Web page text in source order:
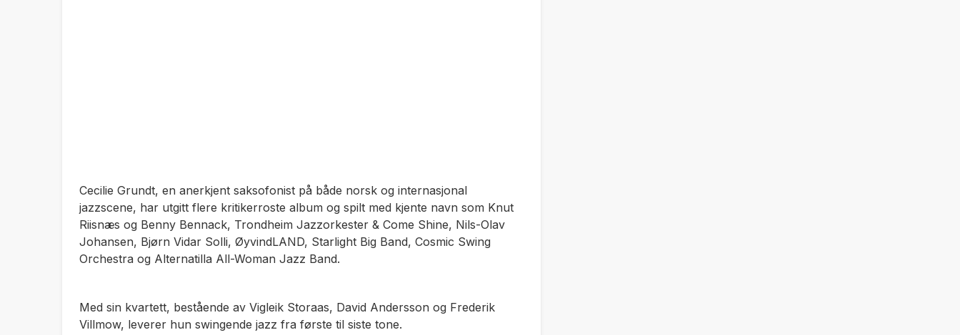
Cecilie Grundt, en anerkjent saksofonist på både norsk og internasjonal
jazzscene, har utgitt flere kritikerroste album og spilt med kjente navn som Knut
Riisnæs og Benny Bennack, Trondheim Jazzorkester & Come Shine, Nils-Olav
Johansen, Bjørn Vidar Solli, ØyvindLAND, Starlight Big Band, Cosmic Swing
Orchestra og Alternatilla All-Woman Jazz Band.
Med sin kvartett, bestående av Vigleik Storaas, David Andersson og Frederik
Villmow, leverer hun swingende jazz fra første til siste tone.